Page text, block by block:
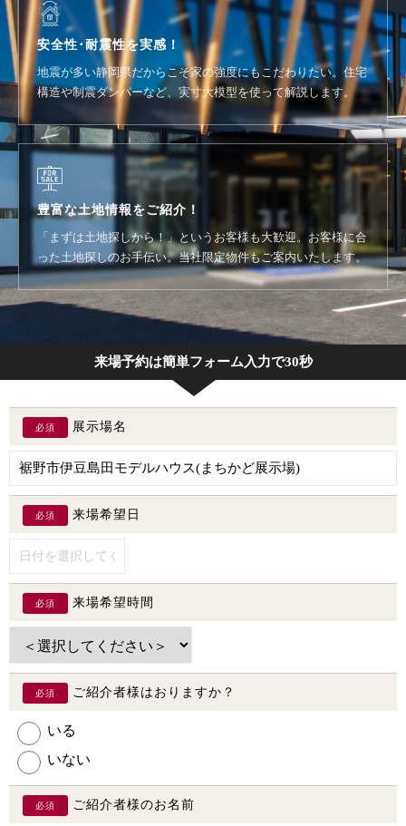
安全性･耐震性を実感！
地震が多い静岡県だからこそ家の強度にもこだわりたい。住宅
構造や制震ダンパーなど、実寸大模型を使って解説します。
豊富な土地情報をご紹介！
「まずは土地探しから！」というお客様も大歓迎。お客様に合
った土地探しのお手伝い。当社限定物件もご案内いたします。
来場予約は簡単フォーム入力で30秒
必須 展示場名
必須 来場希望日
必須 来場希望時間
必須 ご紹介者様はおりますか？
いる
いない
必須 ご紹介者様のお名前